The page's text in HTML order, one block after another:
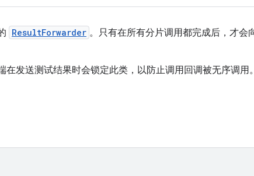
ResultForwarder 。只有在所有分片调用都完成后，才会
发送测试结果时会锁定此类，以防止调用回调被无序调用。